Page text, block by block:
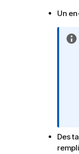
Un
Des